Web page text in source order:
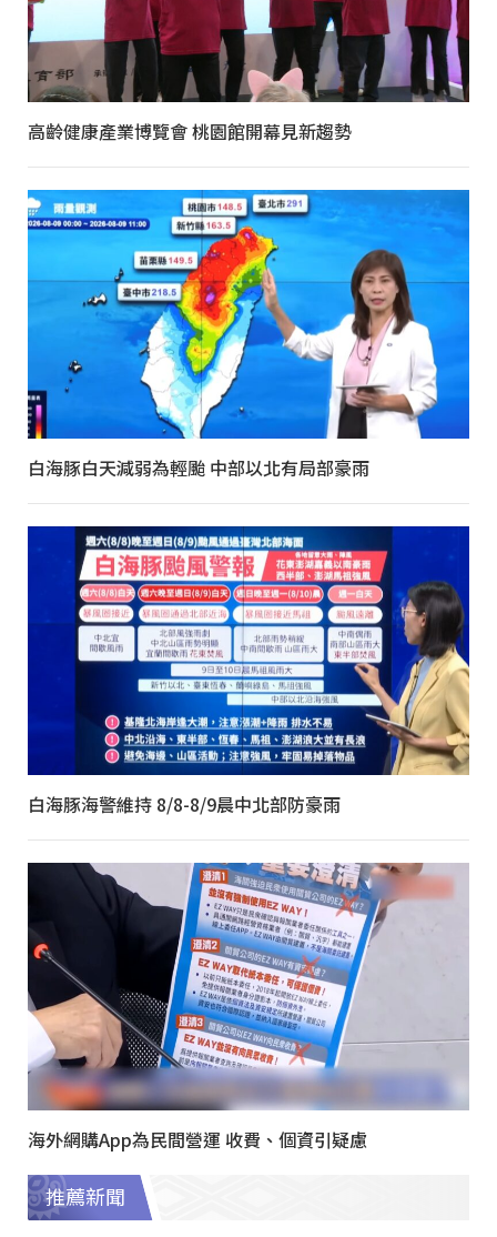
高齡健康產業博覽會 桃園館開幕見新趨勢
白海豚白天減弱為輕颱 中部以北有局部豪雨
白海豚海警維持 8/8-8/9晨中北部防豪雨
海外網購App為民間營運 收費、個資引疑慮
推薦新聞